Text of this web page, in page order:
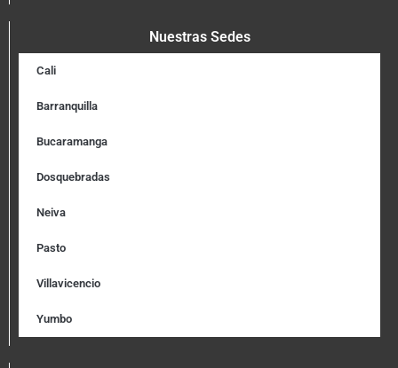
Nuestras Sedes
Cali
Barranquilla
Bucaramanga
Dosquebradas
Neiva
Pasto
Villavicencio
Yumbo